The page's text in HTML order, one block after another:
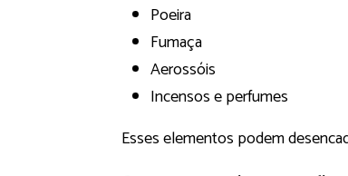
Poeira
Fumaça
Aerossóis
Incensos e perfumes
Esses elementos podem